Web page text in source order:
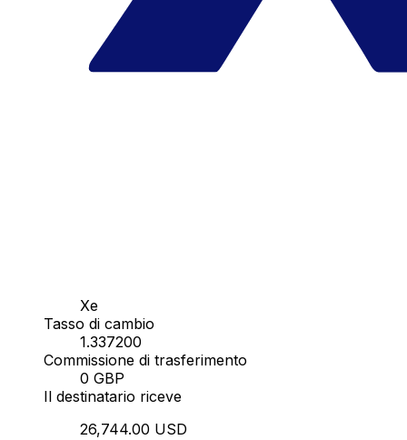
Xe
Tasso di cambio
1.337200
Commissione di trasferimento
0 GBP
Il destinatario riceve
26,744.00 USD